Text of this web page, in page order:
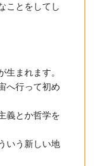
ことをしてし
生まれます。
へ行って初め
義とか哲学を
いう新しい地